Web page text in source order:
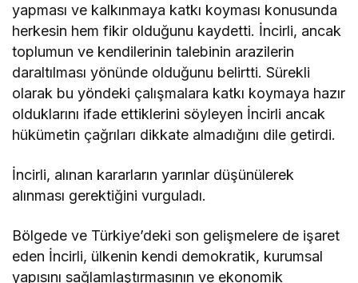
yapması ve kalkınmaya katkı koyması konusunda
herkesin hem fikir olduğunu kaydetti. İncirli, ancak
toplumun ve kendilerinin talebinin arazilerin
daraltılması yönünde olduğunu belirtti. Sürekli
olarak bu yöndeki çalışmalara katkı koymaya hazır
olduklarını ifade ettiklerini söyleyen İncirli ancak
hükümetin çağrıları dikkate almadığını dile getirdi.
İncirli, alınan kararların yarınlar düşünülerek
alınması gerektiğini vurguladı.
Bölgede ve Türkiye’deki son gelişmelere de işaret
eden İncirli, ülkenin kendi demokratik, kurumsal
yapısını sağlamlaştırmasının ve ekonomik